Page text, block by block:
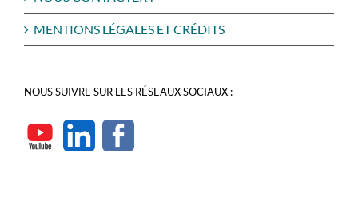
MENTIONS LÉGALES ET CRÉDITS
NOUS SUIVRE SUR LES RÉSEAUX SOCIAUX :